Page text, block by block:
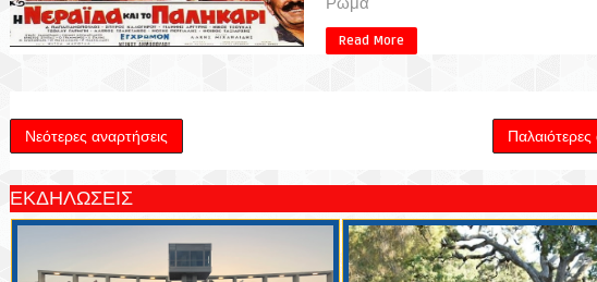
Read More
Νεότερες αναρτήσεις Παλαιότερες
ΕΚΔΗΛΩΣΕΙΣ